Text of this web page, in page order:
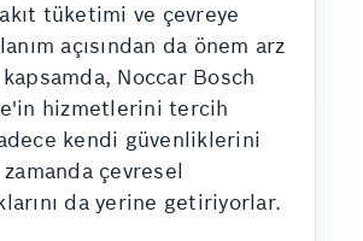
tüketimi ve çevreye
açısından da önem arz
Noccar Bosch
hizmetlerini tercih
kendi güvenliklerini
çevresel
da yerine getiriyorlar.